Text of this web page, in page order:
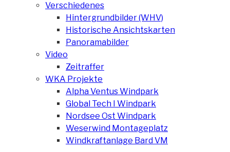
Verschiedenes
Hintergrundbilder (WHV)
Historische Ansichtskarten
Panoramabilder
Video
Zeitraffer
WKA Projekte
Alpha Ventus Windpark
Global Tech I Windpark
Nordsee Ost Windpark
Weserwind Montageplatz
Windkraftanlage Bard VM